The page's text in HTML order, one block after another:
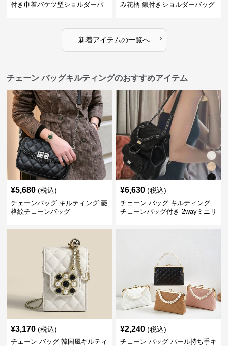
付き巾着バケツ型ショルダーバ
み花柄 鎖付きショルダーバッグ
新着アイテムの一覧へ ›
チェーン バッグキルティングのおすすめアイテム
¥5,680 (税込)
チェーンバッグ キルティング 菱
格紋チェーンバッグ
¥6,630 (税込)
チェーン バッグ キルティング
チェーンバッグ付き 2wayミニリ
¥3,170 (税込)
チェーン バッグ 韓国風キルティ
¥2,240 (税込)
チェーン バッグ パール持ち手キ